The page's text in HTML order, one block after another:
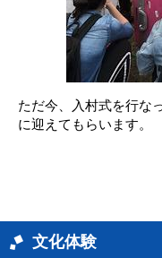
ただ今、入村式を行な
に迎えてもらいます。
文化体験